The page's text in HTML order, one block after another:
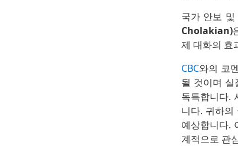
국가 안보 및
Cholakian)
제 대화의 효
CBC와의 코
될 것이며 실
독특합니다.
니다. 귀하
예상합니다.
계적으로 관